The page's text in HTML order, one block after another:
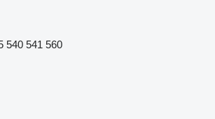
540 541 560